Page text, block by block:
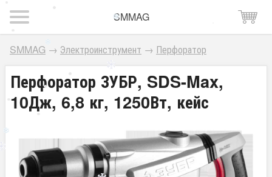
SMMAG
SMMAG → Электроинструмент → Перфоратор
Перфоратор ЗУБР, SDS-Max,
10Дж, 6,8 кг, 1250Вт, кейс